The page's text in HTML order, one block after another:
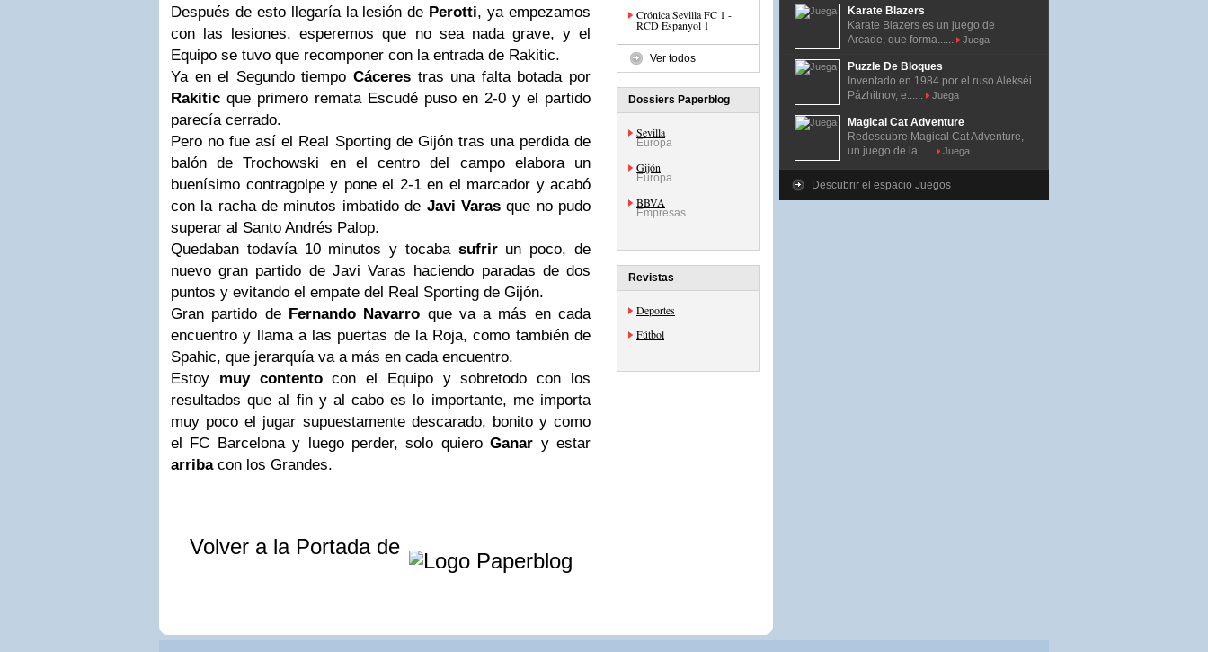
Después de esto llegaría la lesión de Perotti, ya empezamos
con las lesiones, esperemos que no sea nada grave, y el
Equipo se tuvo que recomponer con la entrada de Rakitic.
Ya en el Segundo tiempo Cáceres tras una falta botada por
Rakitic que primero remata Escudé puso en 2-0 y el partido
parecía cerrado.
Pero no fue así el Real Sporting de Gijón tras una perdida de
balón de Trochowski en el centro del campo elabora un
buenísimo contragolpe y pone el 2-1 en el marcador y acabó
con la racha de minutos imbatido de Javi Varasque no pudo
superar al Santo Andrés Palop.
Quedaban todavía 10 minutos y tocaba sufrir un poco, de
nuevo gran partido de Javi Varas haciendo paradas de dos
puntos y evitando el empate del Real Sporting de Gijón.
Gran partido de Fernando Navarro que va a más en cada
encuentro y llama a las puertas de la Roja, como también de
Spahic, que jerarquía va a más en cada encuentro.
Estoy muy contentocon el Equipo y sobretodo con los
resultados que al fin y al cabo es lo importante, me importa
muy poco el jugar supuestamente descarado, bonito y como
el FC Barcelona y luego perder, solo quieroGanar y estar
arriba con los Grandes.
Volver a la Portada de
Crónica Sevilla FC 1 -
RCD Espanyol 1
Ver todos
Dossiers Paperblog
Sevilla
Europa
Gijón
Europa
BBVA
Empresas
Revistas
Deportes
Fútbol
Karate Blazers
Karate Blazers es un juego de
Arcade, que forma......
Juega
Puzzle De Bloques
Inventado en 1984 por el ruso Alekséi
Pázhitnov, e......
Juega
Magical Cat Adventure
Redescubre Magical Cat Adventure,
un juego de la......
Juega
Descubrir el espacio Juegos